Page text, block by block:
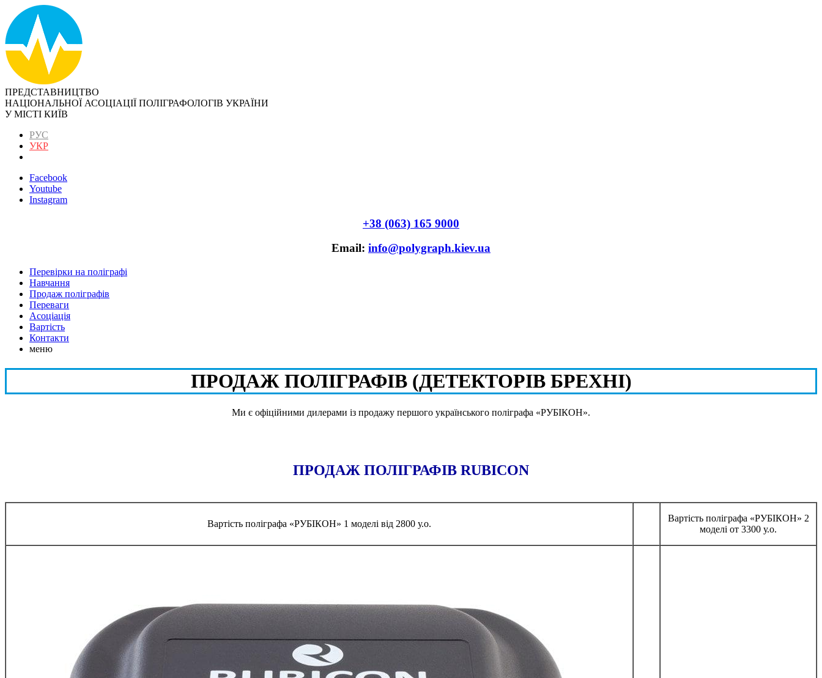
ПРЕДСТАВНИЦТВО
НАЦІОНАЛЬНОЇ АСОЦІАЦІЇ ПОЛІГРАФОЛОГІВ УКРАЇНИ
У МІСТІ КИЇВ
РУС
УКР
Facebook
Youtube
Instagram
+38 (063) 165 9000
Email: info@polygraph.kiev.ua
Перевірки на поліграфі
Навчання
Продаж поліграфів
Переваги
Асоціація
Вартість
Контакти
меню
ПРОДАЖ ПОЛІГРАФІВ (ДЕТЕКТОРІВ БРЕХНІ)
Ми є офіційними дилерами із продажу першого українського поліграфа «РУБІКОН».
ПРОДАЖ ПОЛІГРАФІВ RUBICON
Вартість поліграфа «РУБІКОН» 1 моделі від 2800 у.о.
Вартість поліграфа «РУБІКОН» 2
моделі от 3300 у.о.